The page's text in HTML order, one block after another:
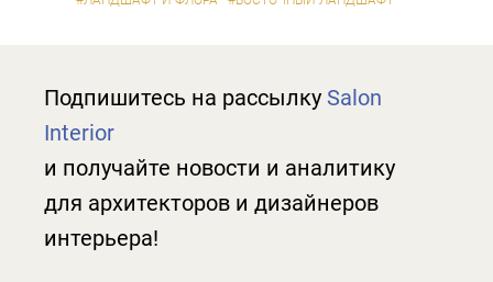
Подпишитесь на рассылку Salon
Interior
и получайте новости и аналитику
для архитекторов и дизайнеров
интерьера!